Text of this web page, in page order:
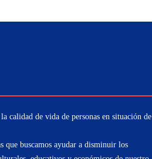
calidad de vida de personas en situación de
que buscamos ayudar a disminuir los